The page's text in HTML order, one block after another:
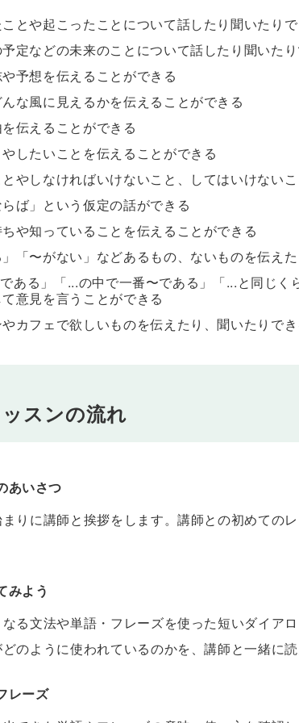
Future Goals
てみましょう。
ト
内容をおさらいします。
ければならないことを伝えよう
伝えられるようになります。
なければならないこと、してはいけないことを伝えよう
た文を学習します。「今日は勉強しなくちゃいけないんだ」「
ーディング
スト
内容をおさらいします。
た文を学習します。「時間があるときはマンガを読みます」「
定の時点での出来事や、する予定のことについて話したり、たず
talking about what happened last night.
内容をおさらいします。
しい情報を追加して相手に伝えられるようになります。
〜がある」「〜がない」と伝えよう
るようになります。
た疑問文を学習します。「この近くに郵便局はありますか」「
とや起こったことについて話したり聞いたり
定などの未来のことについて話したり聞いた
予想を伝えることができる
な風に見えるかを伝えることができる
伝えることができる
したいことを伝えることができる
やしなければいけないこと、してはいけない
らば」という仮定の話ができる
や知っていることを伝えることができる
」「〜がない」などあるもの、ないものを伝え
である」「...の中で一番〜である」「...と同じ
意見を言うことができる
カフェで欲しいものを伝えたり、聞いたりでき
スンの流れ
あいさつ
りに講師と挨拶をします。講師との初めての
みよう
る文法や単語・フレーズを使った短いダイア
のように使われているのかを、講師と一緒に読
レーズ